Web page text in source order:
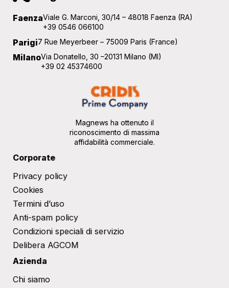
FaenzaViale G. Marconi, 30/14 – 48018 Faenza (RA)
+39 0546 066100
Parigi7 Rue Meyerbeer – 75009 Paris (France)
MilanoVia Donatello, 30 –20131 Milano (MI)
+39 02 45374600
Magnews ha ottenuto il
riconoscimento di massima
affidabilità commerciale.
Corporate
Privacy policy
Cookies
Termini d’uso
Anti-spam policy
Condizioni speciali di servizio
Delibera AGCOM
Azienda
Chi siamo